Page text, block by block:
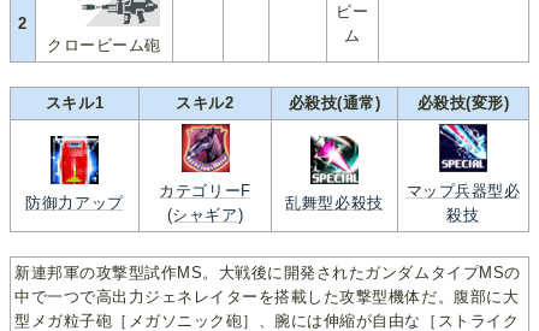
2
クロービーム砲
ビー
ム
スキル1 スキル2 必殺技(通常) 必殺技(変形)
防御力アップ
カテゴリーF
(シャギア)
乱舞型必殺技
マップ兵器型必
殺技
新連邦軍の攻撃型試作MS。大戦後に開発されたガンダムタイプMSの
中で一つで高出力ジェネレイターを搭載した攻撃型機体だ。腹部に大
型メガ粒子砲［メガソニック砲］、腕には伸縮が自由な［ストライク